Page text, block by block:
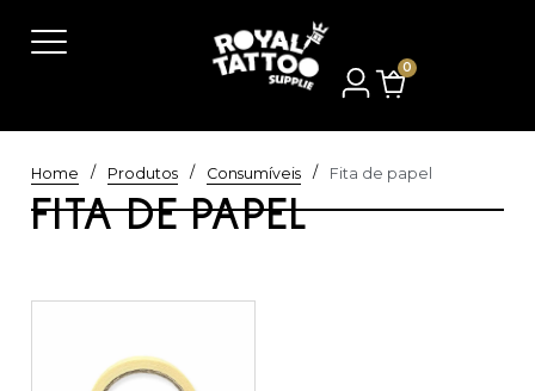
0
Home / Produtos / Consumíveis / Fita de papel
FITA DE PAPEL